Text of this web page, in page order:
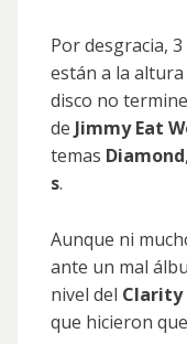
Por desgracia,
están a la altura
disco no
de Jimmy Eat
temas Diamond,
s.
Aunque ni
ante un mal
nivel del Clarity
que hicieron